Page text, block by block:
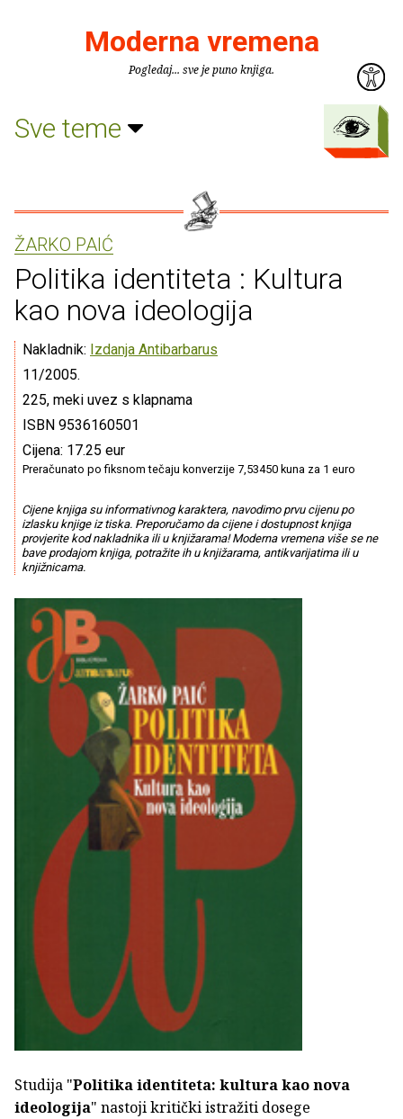
Moderna vremena
Pogledaj... sve je puno knjiga.
Sve teme
ŽARKO PAIĆ
Politika identiteta : Kultura
kao nova ideologija
Nakladnik: Izdanja Antibarbarus
11/2005.
225, meki uvez s klapnama
ISBN 9536160501
Cijena: 17.25 eur
Preračunato po fiksnom tečaju konverzije 7,53450 kuna za 1 euro
Cijene knjiga su informativnog karaktera, navodimo prvu cijenu po
izlasku knjige iz tiska. Preporučamo da cijene i dostupnost knjiga
provjerite kod nakladnika ili u knjižarama! Moderna vremena više se ne
bave prodajom knjiga, potražite ih u knjižarama, antikvarijatima ili u
knjižnicama.
Studija "Politika identiteta: kultura kao nova
ideologija" nastoji kritički istražiti dosege